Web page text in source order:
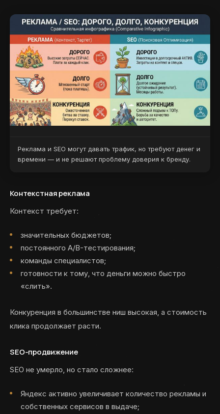
Реклама и SEO могут давать трафик, но требуют денег и
времени — и не решают проблему доверия к бренду.
Контекстная реклама
Контекст требует:
значительных бюджетов;
постоянного A/B-тестирования;
команды специалистов;
готовности к тому, что деньги можно быстро
«слить».
Конкуренция в большинстве ниш высокая, а стоимость
клика продолжает расти.
SEO-продвижение
SEO не умерло, но стало сложнее:
Яндекс активно увеличивает количество рекламы и
собственных сервисов в выдаче;